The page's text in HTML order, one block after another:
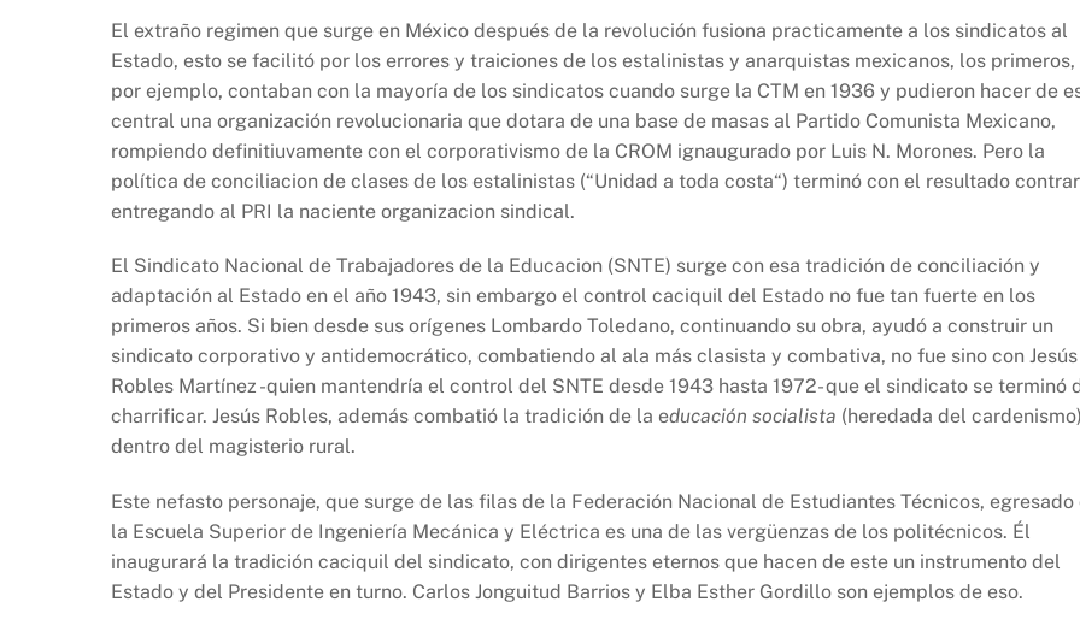
El extraño regimen que surge en México después de la revolución fusiona practicamente a los sindicatos al
Estado, esto se facilitó por los errores y traiciones de los estalinistas y anarquistas mexicanos, los primeros,
por ejemplo, contaban con la mayoría de los sindicatos cuando surge la CTM en 1936 y pudieron hacer de
central una organización revolucionaria que dotara de una base de masas al Partido Comunista Mexicano,
rompiendo definitiuvamente con el corporativismo de la CROM ignaugurado por Luis N. Morones. Pero la
política de conciliacion de clases de los estalinistas (“Unidad a toda costa“) terminó con el resultado
entregando al PRI la naciente organizacion sindical.
El Sindicato Nacional de Trabajadores de la Educacion (SNTE) surge con esa tradición de conciliación y
adaptación al Estado en el año 1943, sin embargo el control caciquil del Estado no fue tan fuerte en los
primeros años. Si bien desde sus orígenes Lombardo Toledano, continuando su obra, ayudó a construir un
sindicato corporativo y antidemocrático, combatiendo al ala más clasista y combativa, no fue sino con Jesús
Robles Martínez -quien mantendría el control del SNTE desde 1943 hasta 1972- que el sindicato se terminó
charrificar. Jesús Robles, además combatió la tradición de la educación socialista (heredada del cardenismo)
dentro del magisterio rural.
Este nefasto personaje, que surge de las filas de la Federación Nacional de Estudiantes Técnicos, egresado
la Escuela Superior de Ingeniería Mecánica y Eléctrica es una de las vergüenzas de los politécnicos. Él
inaugurará la tradición caciquil del sindicato, con dirigentes eternos que hacen de este un instrumento del
Estado y del Presidente en turno. Carlos Jonguitud Barrios y Elba Esther Gordillo son ejemplos de eso.